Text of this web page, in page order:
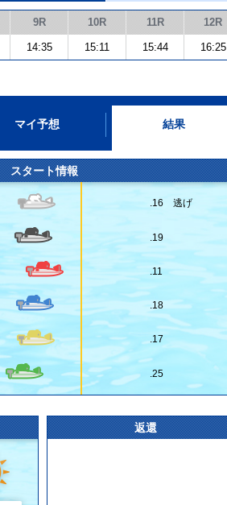
9R 10R 11R 12R
14:35 15:11 15:44 16:25
マイ予想 結果
スタート情報
.16 逃げ
.19
.11
.18
.17
.25
返還